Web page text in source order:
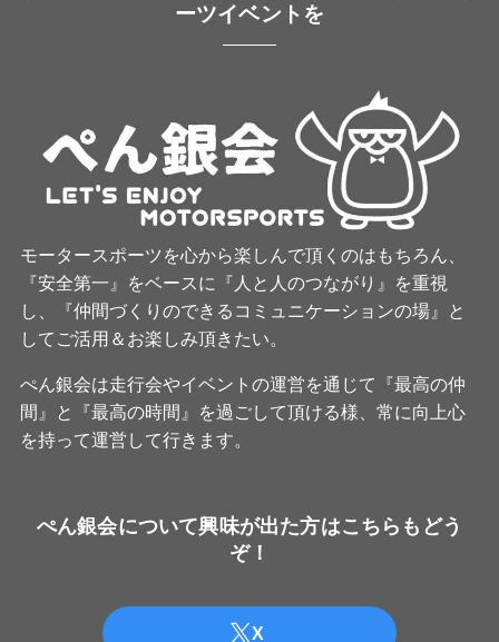
ーツイベントを
モータースポーツを心から楽しんで頂くのはもちろん、
『安全第一』をベースに『人と人のつながり』を重視
し、『仲間づくりのできるコミュニケーションの場』と
してご活用＆お楽しみ頂きたい。
ぺん銀会は走行会やイベントの運営を通じて『最高の仲
間』と『最高の時間』を過ごして頂ける様、常に向上心
を持って運営して行きます。
ぺん銀会について興味が出た方はこちらもどう
ぞ！
X